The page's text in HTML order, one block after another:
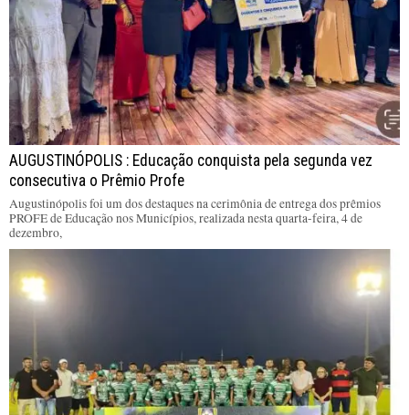
AUGUSTINÓPOLIS : Educação conquista pela segunda vez
consecutiva o Prêmio Profe
Augustinópolis foi um dos destaques na cerimônia de entrega dos prêmios
PROFE de Educação nos Municípios, realizada nesta quarta-feira, 4 de
dezembro,